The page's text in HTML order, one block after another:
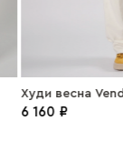
Худи весна
6 160 ₽